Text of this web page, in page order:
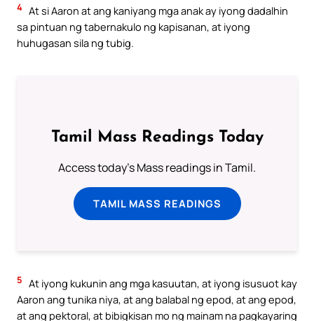
4 At si Aaron at ang kaniyang mga anak ay iyong dadalhin
sa pintuan ng tabernakulo ng kapisanan, at iyong
huhugasan sila ng tubig.
Tamil Mass Readings Today
Access today's Mass readings in Tamil.
TAMIL MASS READINGS
5 At iyong kukunin ang mga kasuutan, at iyong isusuot kay
Aaron ang tunika niya, at ang balabal ng epod, at ang epod,
at ang pektoral, at bibigkisan mo ng mainam na pagkayaring